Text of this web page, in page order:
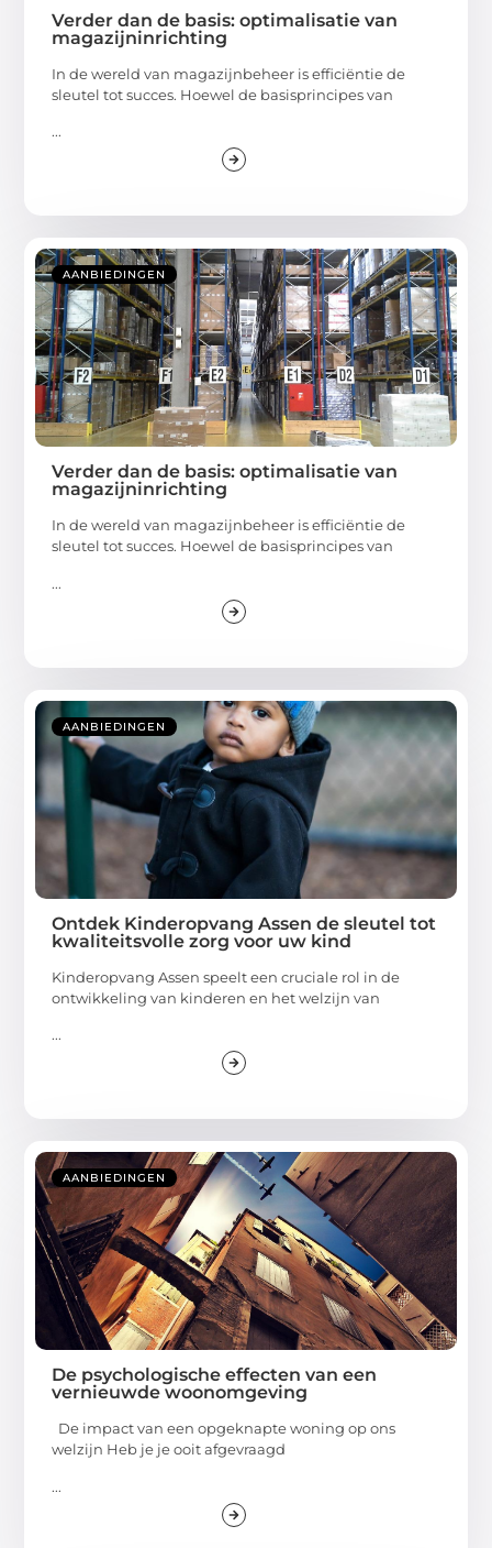
Verder dan de basis: optimalisatie van
magazijninrichting
In de wereld van magazijnbeheer is efficiëntie de
sleutel tot succes. Hoewel de basisprincipes van
...
AANBIEDINGEN
Verder dan de basis: optimalisatie van
magazijninrichting
In de wereld van magazijnbeheer is efficiëntie de
sleutel tot succes. Hoewel de basisprincipes van
...
AANBIEDINGEN
Ontdek Kinderopvang Assen de sleutel tot
kwaliteitsvolle zorg voor uw kind
Kinderopvang Assen speelt een cruciale rol in de
ontwikkeling van kinderen en het welzijn van
...
AANBIEDINGEN
De psychologische effecten van een
vernieuwde woonomgeving
De impact van een opgeknapte woning op ons
welzijn Heb je je ooit afgevraagd
...